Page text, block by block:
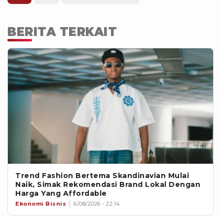
BERITA TERKAIT
Trend Fashion Bertema Skandinavian Mulai
Naik, Simak Rekomendasi Brand Lokal Dengan
Harga Yang Affordable
Ekonomi Bisnis 6/08/2026 - 22:14